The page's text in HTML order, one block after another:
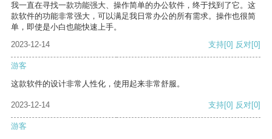
我一直在寻找一款功能强大、操作简单的办公软件，终于找到了它。这
款软件的功能非常强大，可以满足我日常办公的所有需求。操作也很简
单，即使是小白也能快速上手。
2023-12-14
支持[0] 反对[0]
游客
这款软件的设计非常人性化，使用起来非常舒服。
2023-12-14 支持[0] 反对[0]
游客